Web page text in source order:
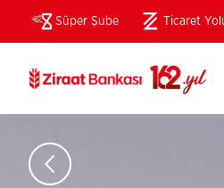
Süper Şube Ticaret
(Bu
sayfa
pencerede
açılacaktır)